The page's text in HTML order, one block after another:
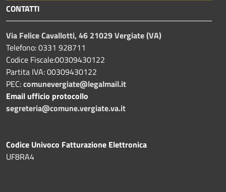
CONTATTI
Via Felice Cavallotti, 46 21029 Vergiate (VA)
Telefono: 0331 928711
Codice Fiscale:00309430122
Partita IVA: 00309430122
PEC:comunevergiate@legalmail.it
Email ufficio protocollo
segreteria@comune.vergiate.va.it
Codice Univoco Fatturazione Elettronica
UF8RA4